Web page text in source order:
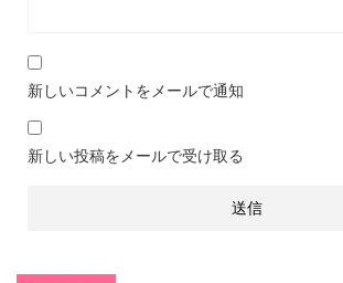
新しいコメントをメールで通知
新しい投稿をメールで受け取る